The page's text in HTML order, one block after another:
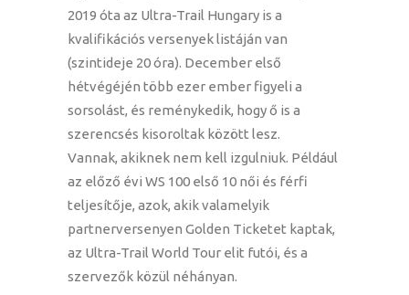
2019 óta az Ultra-Trail Hungary is a
kvalifikációs versenyek listáján van
(szintideje 20 óra). December első
hétvégéjén több ezer ember figyeli a
sorsolást, és reménykedik, hogy ő is a
szerencsés kisoroltak között lesz.
Vannak, akiknek nem kell izgulniuk. Például
az előző évi WS 100 első 10 női és férfi
teljesítője, azok, akik valamelyik
partnerversenyen Golden Ticketet kaptak,
az Ultra-Trail World Tour elit futói, és a
szervezők közül néhányan.